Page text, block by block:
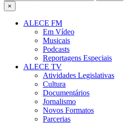
×
ALECE FM
Em Vídeo
Musicais
Podcasts
Reportagens Especiais
ALECE TV
Atividades Legislativas
Cultura
Documentários
Jornalismo
Novos Formatos
Parcerias